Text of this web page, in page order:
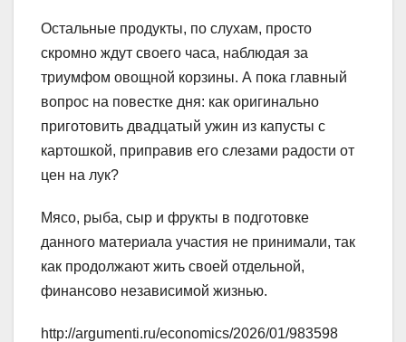
Остальные продукты, по слухам, просто
скромно ждут своего часа, наблюдая за
триумфом овощной корзины. А пока главный
вопрос на повестке дня: как оригинально
приготовить двадцатый ужин из капусты с
картошкой, приправив его слезами радости от
цен на лук?
Мясо, рыба, сыр и фрукты в подготовке
данного материала участия не принимали, так
как продолжают жить своей отдельной,
финансово независимой жизнью.
http://argumenti.ru/economics/2026/01/983598